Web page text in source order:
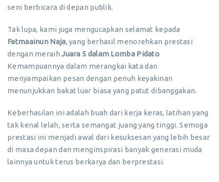
seni berbicara di depan publik.
Tak lupa, kami juga mengucapkan selamat kepada
Fatmaainun Naja, yang berhasil menorehkan prestasi
dengan meraihJuara 5 dalam Lomba Pidato.
Kemampuannya dalam merangkai kata dan
menyampaikan pesan dengan penuh keyakinan
menunjukkan bakat luar biasa yang patut dibanggakan.
Keberhasilan ini adalah buah dari kerja keras, latihan yang
tak kenal lelah, serta semangat juang yang tinggi. Semoga
prestasi ini menjadi awal dari kesuksesan yang lebih besar
di masa depan dan menginspirasi banyak generasi muda
lainnya untuk terus berkarya dan berprestasi.